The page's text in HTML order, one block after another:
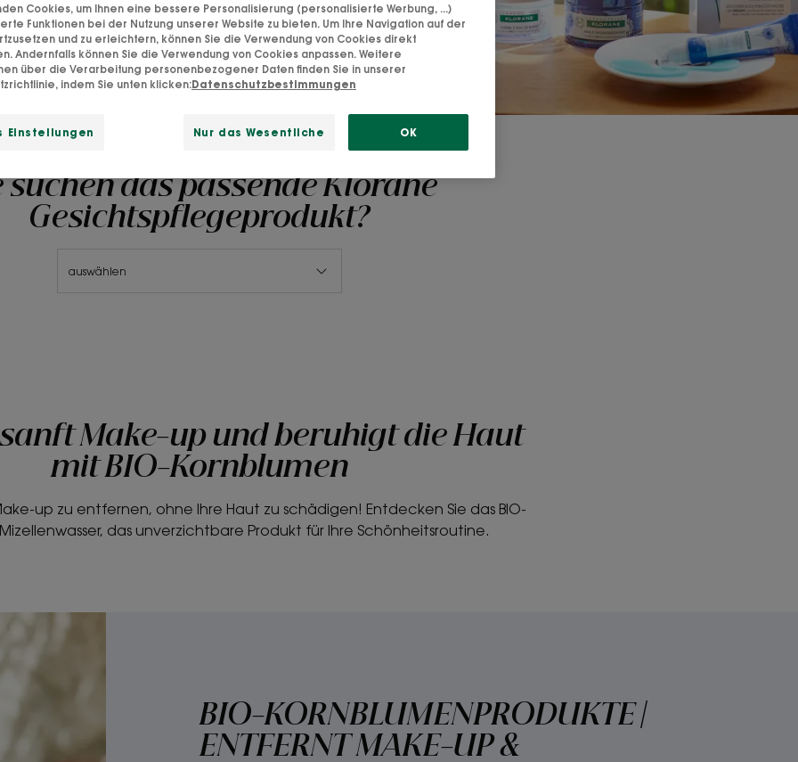
versorgt
Kornblumen-
suchen das passende Klorane
Gesichtspflegeprodukt?
auswählen
Make-up und beruhigt die Haut
mit BIO-Kornblumen
up zu entfernen, ohne Ihre Haut zu schädigen! Entdecken Sie das BIO-
das unverzichtbare Produkt für Ihre Schönheitsroutine.
BIO-KORNBLUMENPRODUKTE |
ENTFERNT MAKE-UP &
Cookies, um Ihnen eine bessere Personalisierung (personalisierte Werbung, ...)
Funktionen bei der Nutzung unserer Website zu bieten. Um Ihre Navigation auf der
und zu erleichtern, können Sie die Verwendung von Cookies direkt
Andernfalls können Sie die Verwendung von Cookies anpassen. Weitere
über die Verarbeitung personenbezogener Daten finden Sie in unserer
indem Sie unten klicken:Datenschutzbestimmungen
Einstellungen Nur das Wesentliche OK